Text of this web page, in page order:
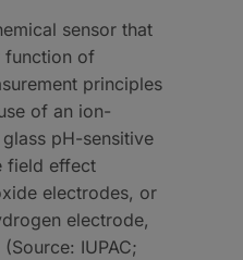
sensor that
function of
principles
of an ion-
pH-sensitive
field effect
electrodes, or
electrode,
IUPAC;